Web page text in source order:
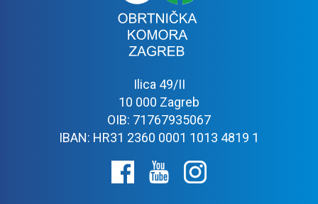
Ilica 49/II
10 000 Zagreb
OIB: 71767935067
IBAN: HR31 2360 0001 1013 4819 1